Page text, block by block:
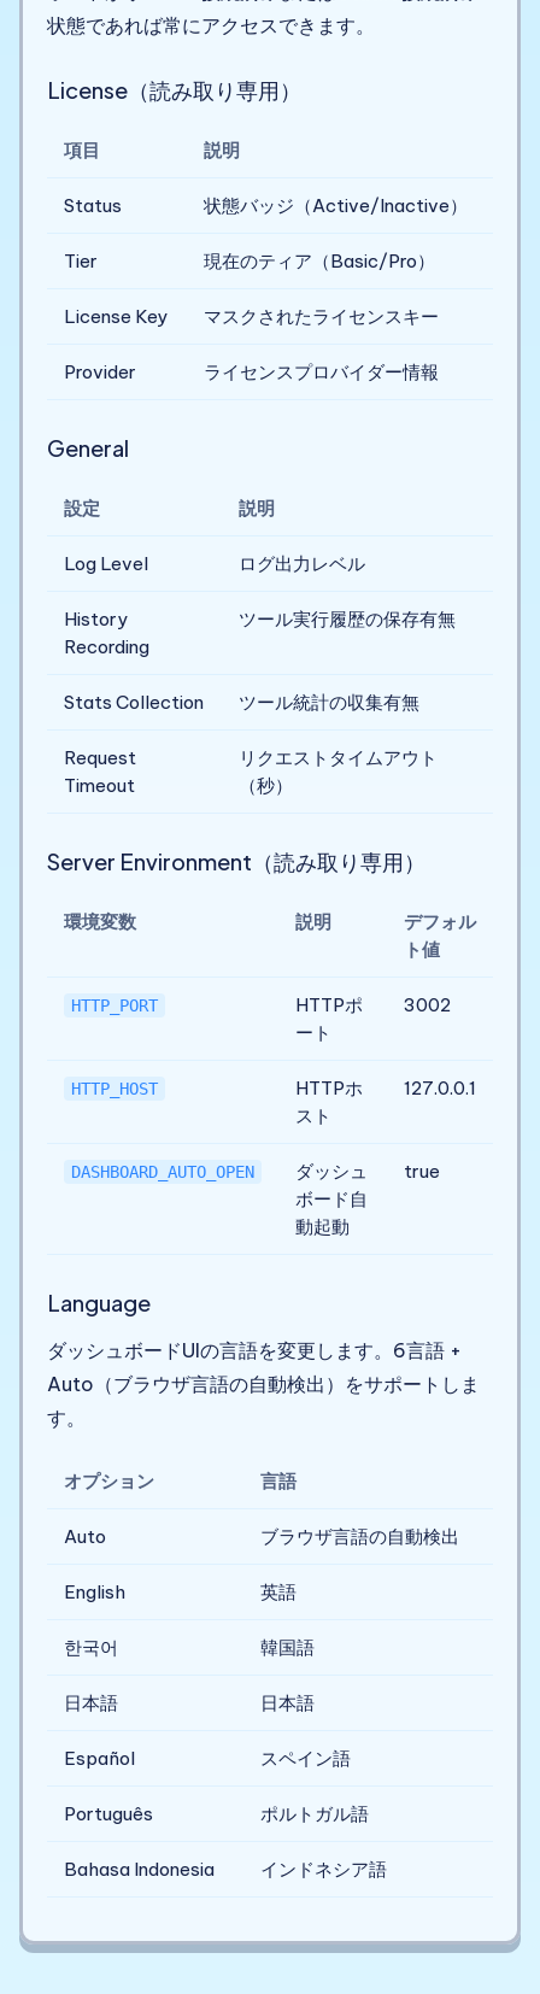
状態であれば常にアクセスできます。
License（読み取り専用）
項目 説明
Status 状態バッジ（Active/Inactive）
Tier 現在のティア（Basic/Pro）
License Key マスクされたライセンスキー
Provider ライセンスプロバイダー情報
General
設定 説明
Log Level ログ出力レベル
History
Recording
ツール実行履歴の保存有無
Stats Collection ツール統計の収集有無
Request
Timeout
リクエストタイムアウト
（秒）
Server Environment（読み取り専用）
環境変数 説明
デフォル
ト値
HTTP_PORT
HTTPポ
ート
3002
HTTP_HOST
HTTPホ
スト
127.0.0.1
DASHBOARD_AUTO_OPEN
ダッシュ
ボード自
動起動
true
Language
ダッシュボードUIの言語を変更します。6言語 +
Auto（ブラウザ言語の自動検出）をサポートしま
す。
オプション 言語
Auto ブラウザ言語の自動検出
English 英語
한국어 韓国語
日本語 日本語
Español スペイン語
Português ポルトガル語
Bahasa Indonesia インドネシア語